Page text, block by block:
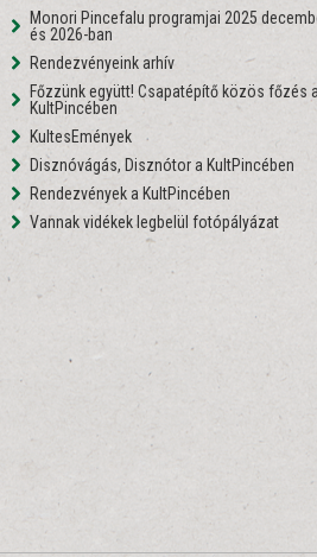
Monori Pincefalu programjai 2025
és 2026-ban
Rendezvényeink arhív
Főzzünk együtt! Csapatépítő közös főzés
KultPincében
KultesEmények
Disznóvágás, Disznótor a KultPincében
Rendezvények a KultPincében
Vannak vidékek legbelül fotópályázat